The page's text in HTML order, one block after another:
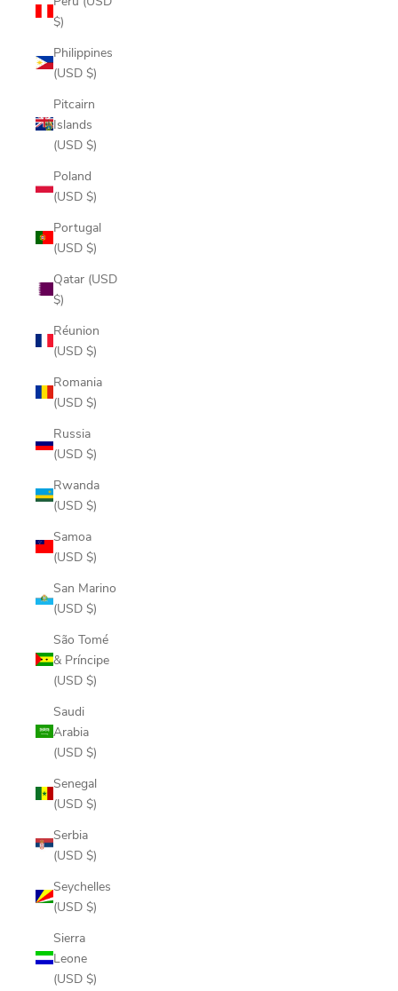
$)
Philippines
(USD $)
Pitcairn
Islands
(USD $)
Poland
(USD $)
Portugal
(USD $)
Qatar (USD
$)
Réunion
(USD $)
Romania
(USD $)
Russia
(USD $)
Rwanda
(USD $)
Samoa
(USD $)
San Marino
(USD $)
São Tomé
& Príncipe
(USD $)
Saudi
Arabia
(USD $)
Senegal
(USD $)
Serbia
(USD $)
Seychelles
(USD $)
Sierra
Leone
(USD $)